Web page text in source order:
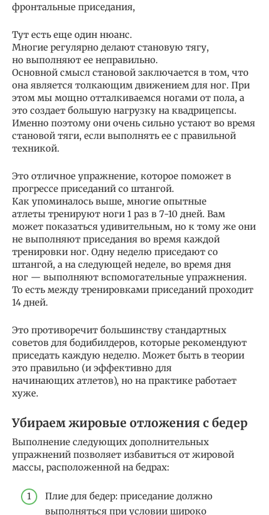
фронтальные приседания,
Тут есть еще один нюанс.
Многие регулярно делают становую тягу,
но выполняют ее неправильно.
Основной смысл становой заключается в том, что
она является толкающим движением для ног. При
этом мы мощно отталкиваемся ногами от пола, а
это создает большую нагрузку на квадрицепсы.
Именно поэтому они очень сильно устают во время
становой тяги, если выполнять ее с правильной
техникой.
Это отличное упражнение, которое поможет в
прогрессе приседаний со штангой.
Как упоминалось выше, многие опытные
атлеты тренируют ноги 1 раз в 7-10 дней. Вам
может показаться удивительным, но к тому же они
не выполняют приседания во время каждой
тренировки ног. Одну неделю приседают со
штангой, а на следующей неделе, во время дня
ног — выполняют вспомогательные упражнения.
То есть между тренировками приседаний проходит
14 дней.
Это противоречит большинству стандартных
советов для бодибилдеров, которые рекомендуют
приседать каждую неделю. Может быть в теории
это правильно (и эффективно для
начинающих атлетов), но на практике работает
хуже.
Убираем жировые отложения с бедер
Выполнение следующих дополнительных
упражнений позволяет избавиться от жировой
массы, расположенной на бедрах:
Плие для бедер: приседание должно
выполняться при условии широко